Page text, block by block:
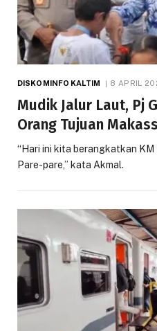
DISKOMINFO KALTIM 8 APRIL
Mudik Jalur Laut, Pj
Orang Tujuan
“Hari ini kita berangkatkan
Pare-pare,” kata Akmal.